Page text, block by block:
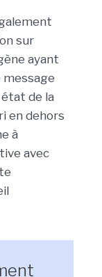
sur
ayant
message
de la
en dehors
à
avec